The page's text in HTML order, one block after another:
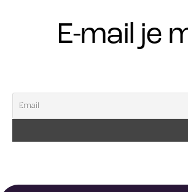
E-mail je